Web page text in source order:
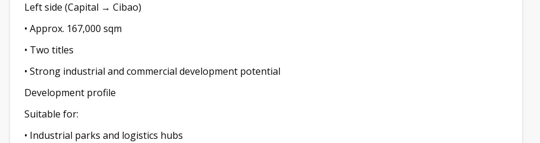
Left side (Capital → Cibao)
• Approx. 167,000 sqm
• Two titles
• Strong industrial and commercial development potential
Development profile
Suitable for:
• Industrial parks and logistics hubs